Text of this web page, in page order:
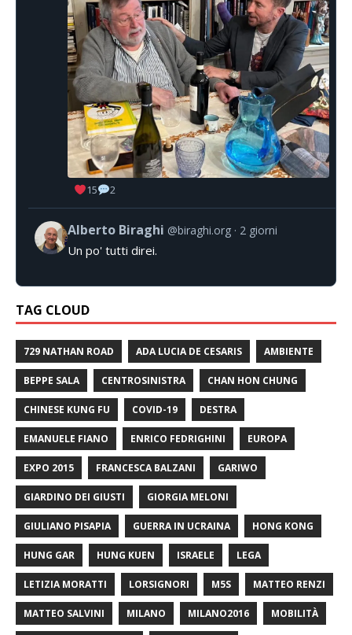
15 2
Alberto Biraghi @biraghi.org 2 giorni
Un po' tutti direi.
TAG CLOUD
729 NATHAN ROAD ADA LUCIA DE CESARIS AMBIENTE
BEPPE SALA CENTROSINISTRA CHAN HON CHUNG
CHINESE KUNG FU COVID-19 DESTRA
EMANUELE FIANO ENRICO FEDRIGHINI EUROPA
EXPO 2015 FRANCESCA BALZANI GARIWO
GIARDINO DEI GIUSTI GIORGIA MELONI
GIULIANO PISAPIA GUERRA IN UCRAINA HONG KONG
HUNG GAR HUNG KUEN ISRAELE LEGA
LETIZIA MORATTI LORSIGNORI M5S MATTEO RENZI
MATTEO SALVINI MILANO MILANO2016 MOBILITÀ